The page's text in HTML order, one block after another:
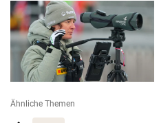
Ähnliche Themen